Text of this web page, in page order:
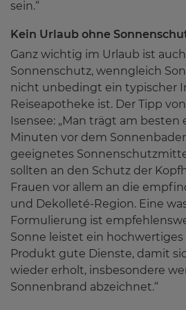
sein.“
Kein Urlaub ohne
Ganz wichtig im Urlaub ist
Sonnenschutz, wenngleich
nicht unbedingt ein typischer
Reiseapotheke ist. Der Tipp
Isensee: „Man trägt am besten
Minuten vor dem
geeignetes
sollten an den Schutz der
Frauen vor allem an die
und Dekolleté-Region. Eine
Formulierung ist
Sonne leistet ein hochwertiges
Produkt gute Dienste, damit
wieder erholt, insbesondere
Sonnenbrand abzeichnet.“